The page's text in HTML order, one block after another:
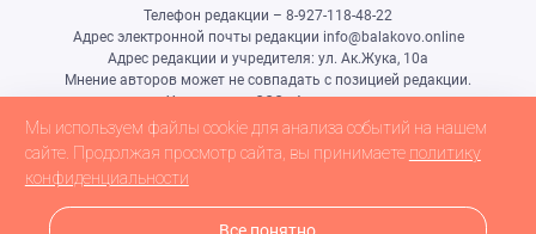
Телефон редакции – 8-927-118-48-22
Адрес электронной почты редакции info@balakovo.online
Адрес редакции и учредителя: ул. Ак.Жука, 10а
Мнение авторов может не совпадать с позицией редакции.
Учредитель: ООО «Агентство»
Гл.редактор Ивлиева Н.Н.
Настоящий ресурс может содержать материалы 18+
Мы используем файлы cookie для анализа событий на нашем
сайте. Продолжая просмотр сайта, вы принимаете политику
конфиденциальности